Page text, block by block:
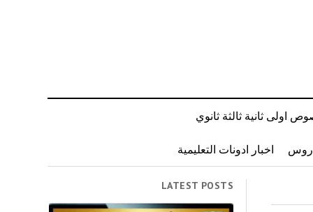
اولى ثانية ثالثة ثانوي
اخبار ادونات التعليمية
LATEST POSTS